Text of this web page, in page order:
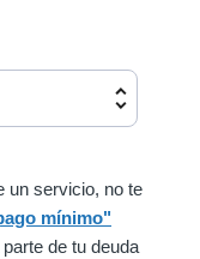
un servicio, no te
mínimo"
de tu deuda